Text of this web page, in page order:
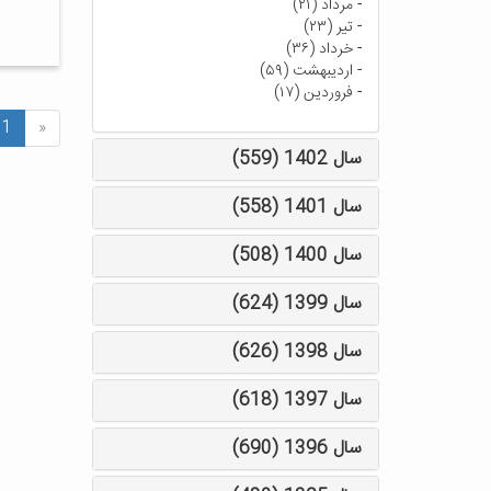
«
1
-مرداد (۲۱)
-تیر (۲۳)
-خرداد (۳۶)
- اردیبهشت (۵۹)
- فروردین (۱۷)
سال 1402 (559)
سال 1401 (558)
سال 1400 (508)
سال 1399 (624)
سال 1398 (626)
سال 1397 (618)
سال 1396 (690)